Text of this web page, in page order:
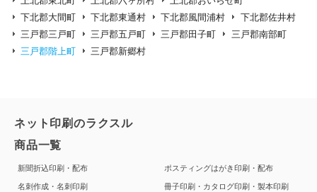
下北郡大間町
下北郡東通村 下北郡風間浦村
下北郡佐井村
三戸郡三戸町
三戸郡五戸町 三戸郡田子町
三戸郡南部町
三戸郡階上町
三戸郡新郷村
ネット印刷のラクスル
商品一覧
新聞折込印刷・配布
名刺作成・名刺印刷
ポスティングはがき印刷・配布
冊子印刷・カタログ印刷・製本印刷